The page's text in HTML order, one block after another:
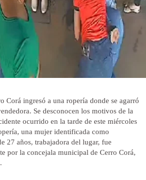
Corá ingresó a una ropería donde se agarró
Se desconocen los motivos de la
ocurrido en la tarde de este miércoles
una mujer identificada como
27 años, trabajadora del lugar, fue
por la concejala municipal de Cerro Corá,